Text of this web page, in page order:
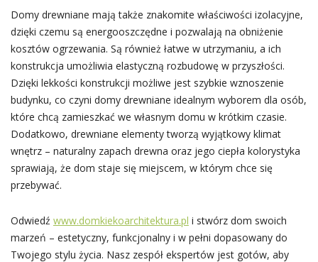
Domy drewniane mają także znakomite właściwości izolacyjne,
dzięki czemu są energooszczędne i pozwalają na obniżenie
kosztów ogrzewania. Są również łatwe w utrzymaniu, a ich
konstrukcja umożliwia elastyczną rozbudowę w przyszłości.
Dzięki lekkości konstrukcji możliwe jest szybkie wznoszenie
budynku, co czyni domy drewniane idealnym wyborem dla osób,
które chcą zamieszkać we własnym domu w krótkim czasie.
Dodatkowo, drewniane elementy tworzą wyjątkowy klimat
wnętrz – naturalny zapach drewna oraz jego ciepła kolorystyka
sprawiają, że dom staje się miejscem, w którym chce się
przebywać.
Odwiedź www.domkiekoarchitektura.pl i stwórz dom swoich
marzeń – estetyczny, funkcjonalny i w pełni dopasowany do
Twojego stylu życia. Nasz zespół ekspertów jest gotów, aby